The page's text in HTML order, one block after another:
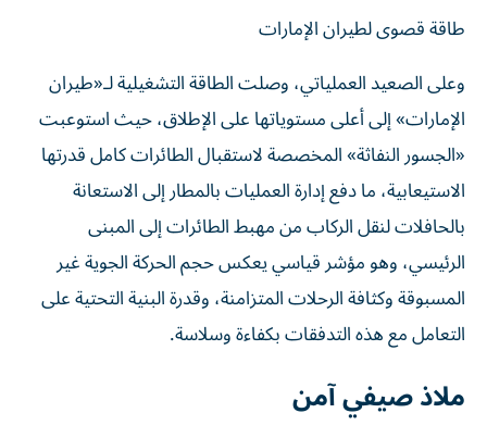
طاقة قصوى لطيران الإمارات
وعلى الصعيد العملياتي، وصلت الطاقة التشغيلية لـ«طيران
الإمارات» إلى أعلى مستوياتها على الإطلاق، حيث استوعبت
«الجسور النفاثة» المخصصة لاستقبال الطائرات كامل قدرتها
الاستيعابية، ما دفع إدارة العمليات بالمطار إلى الاستعانة
بالحافلات لنقل الركاب من مهبط الطائرات إلى المبنى
الرئيسي، وهو مؤشر قياسي يعكس حجم الحركة الجوية غير
المسبوقة وكثافة الرحلات المتزامنة، وقدرة البنية التحتية على
التعامل مع هذه التدفقات بكفاءة وسلاسة.
ملاذ صيفي آمن